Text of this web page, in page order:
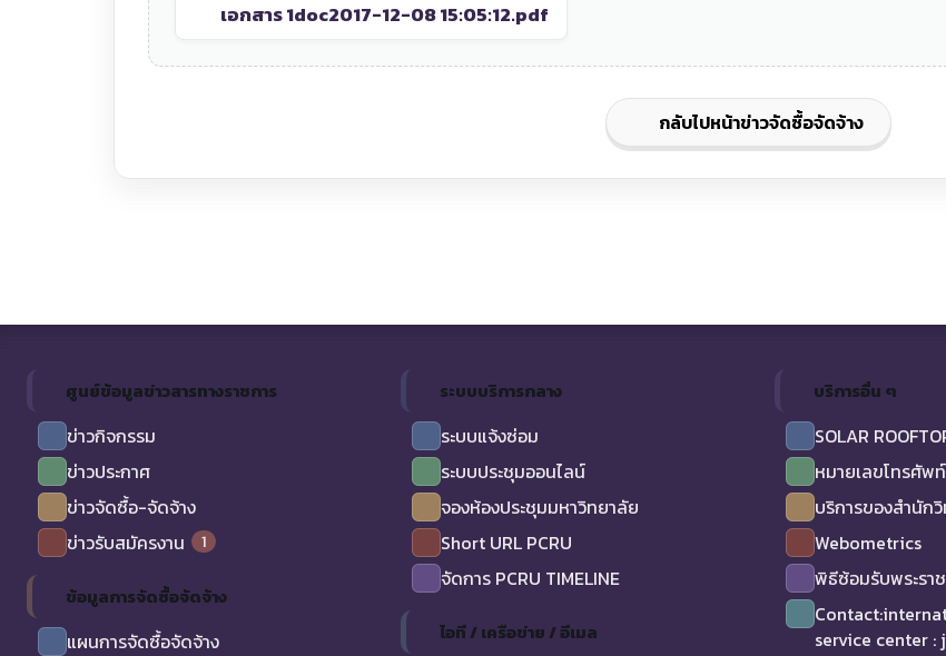
เอกสาร 1doc2017-12-08 15:05:12.pdf
กลับไปหน้าข่าวจัดซื้อจัดจ้าง
ศูนย์ข้อมูลข่าวสารทางราชการ
ข่าวกิจกรรม
ข่าวประกาศ
ข่าวจัดซื้อ-จัดจ้าง
ข่าวรับสมัครงาน
1
ข้อมูลการจัดซื้อจัดจ้าง
แผนการจัดซื้อจัดจ้าง
ระบบบริการกลาง
ระบบแจ้งซ่อม
ระบบประชุมออนไลน์
จองห้องประชุมมหาวิทยาลัย
Short URL PCRU
จัดการ PCRU TIMELINE
ไอที / เครือข่าย / อีเมล
บริการอื่น ๆ
SOLAR
หมายเลขโทรศัพ
บริการของสำนัก
Webometrics
พิธีซ้อมรับพระร
service center :